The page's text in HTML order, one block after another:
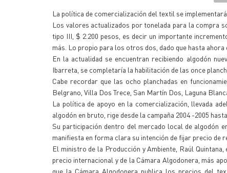
La política de comercialización del textil se
Los valores actualizados por tonelada para la compra
tipo III, $ 2.200 pesos, es decir un importante
más. Lo propio para los otros dos, dado que hasta ahora
En la actualidad se encuentran recibiendo algodón
Ibarreta, se completaría la habilitación de las once
Cabe recordar que las ocho planchadas en
Belgrano, Villa Dos Trece, San Martín Dos, Laguna
La política de apoyo en la comercialización, llevada
algodón en bruto, rige desde la campaña 2004 -2005
Su participación dentro del mercado local de algodón
manifiesta en forma clara su intención de fijar precio
El ministro de la Producción y Ambiente, Raúl
precio internacional y de la Cámara Algodonera, más
que la Cámara Algodonera publica los precios del